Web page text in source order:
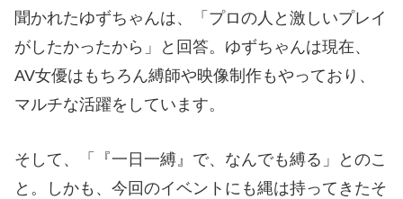
聞かれたゆずちゃんは、「プロの人と激しいプレイ
がしたかったから」と回答。ゆずちゃんは現在、
AV女優はもちろん縛師や映像制作もやっており、
マルチな活躍をしています。
そして、「『一日一縛』で、なんでも縛る」とのこ
と。しかも、今回のイベントにも縄は持ってきたそ